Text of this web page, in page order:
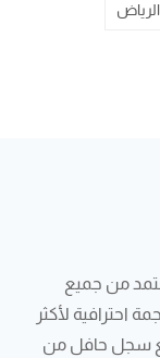
من جميع
احترافية لأكثر
مع سجل حافل من